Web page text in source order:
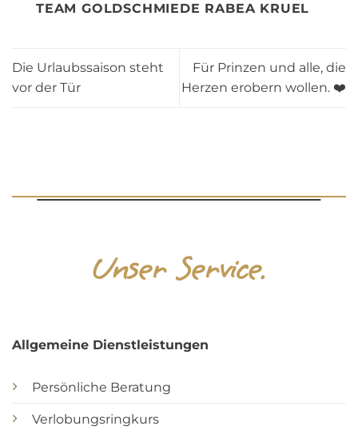
TEAM GOLDSCHMIEDE RABEA KRUEL
Die Urlaubssaison steht
vor der Tür ️
Für Prinzen und alle, die
Herzen erobern wollen. ❤️
Unser Service.
Allgemeine Dienstleistungen
Persönliche Beratung
Verlobungsringkurs